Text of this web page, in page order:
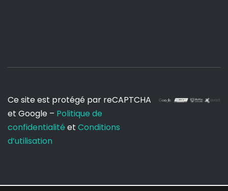
Ce site est protégé par reCAPTCHA
et Google – Politique de
confidentialité et Conditions
d’utilisation